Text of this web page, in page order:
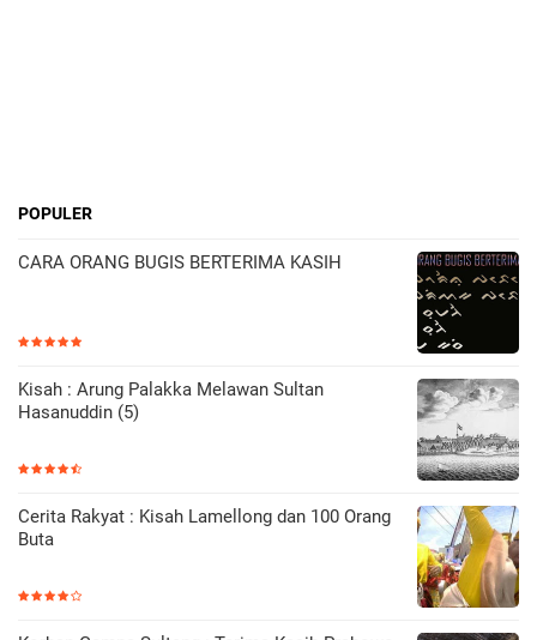
POPULER
CARA ORANG BUGIS BERTERIMA KASIH
Kisah : Arung Palakka Melawan Sultan
Hasanuddin (5)
Cerita Rakyat : Kisah Lamellong dan 100 Orang
Buta